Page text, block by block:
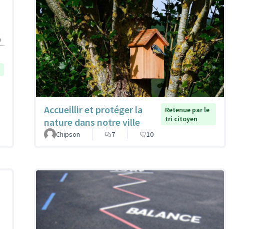
Accueillir et protéger la
nature dans notre ville
Retenue par le
tri citoyen
Chipson
7 10